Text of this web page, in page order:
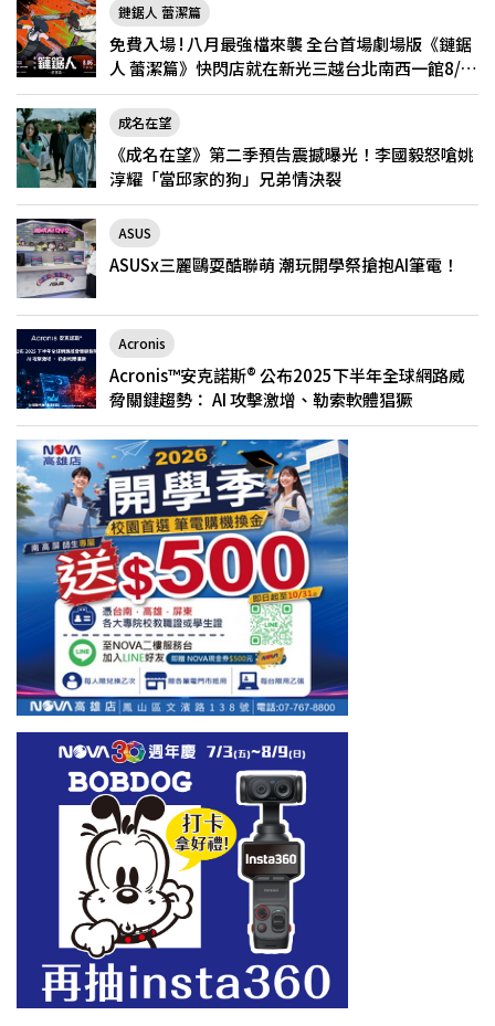
鏈鋸人 蕾潔篇
免費入場 ! 八月最強檔來襲 全台首場劇場版《鏈鋸
人 蕾潔篇》快閃店就在新光三越台北南西一館8/6
限定登場
成名在望
《成名在望》第二季預告震撼曝光！李國毅怒嗆姚
淳耀「當邱家的狗」兄弟情決裂
ASUS
ASUSx三麗鷗耍酷聯萌 潮玩開學祭搶抱AI筆電！
Acronis
Acronis™安克諾斯® 公布2025下半年全球網路威
脅關鍵趨勢： AI 攻擊激增、勒索軟體猖獗